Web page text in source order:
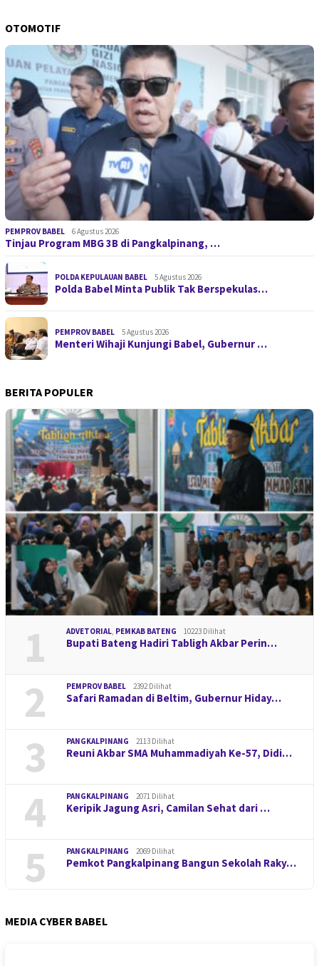
OTOMOTIF
PEMPROV BABEL 6 Agustus 2026
Tinjau Program MBG 3B di Pangkalpinang, …
POLDA KEPULAUAN BABEL 5 Agustus 2026
Polda Babel Minta Publik Tak Berspekulas…
PEMPROV BABEL 5 Agustus 2026
Menteri Wihaji Kunjungi Babel, Gubernur …
BERITA POPULER
1 ADVETORIAL, PEMKAB BATENG 10223 Dilihat
Bupati Bateng Hadiri Tabligh Akbar Perin…
2 PEMPROV BABEL 2392 Dilihat
Safari Ramadan di Beltim, Gubernur Hiday…
3 PANGKALPINANG 2113 Dilihat
Reuni Akbar SMA Muhammadiyah Ke-57, Didi…
4 PANGKALPINANG 2071 Dilihat
Keripik Jagung Asri, Camilan Sehat dari …
5 PANGKALPINANG 2069 Dilihat
Pemkot Pangkalpinang Bangun Sekolah Raky…
MEDIA CYBER BABEL